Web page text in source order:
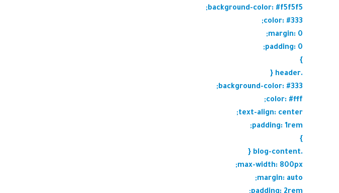
background-color: #f5f5f5;
color: #333;
margin: 0;
padding: 0;
}
.header {
background-color: #333;
color: #fff;
text-align: center;
padding: 1rem;
}
.blog-content {
max-width: 800px;
margin: auto;